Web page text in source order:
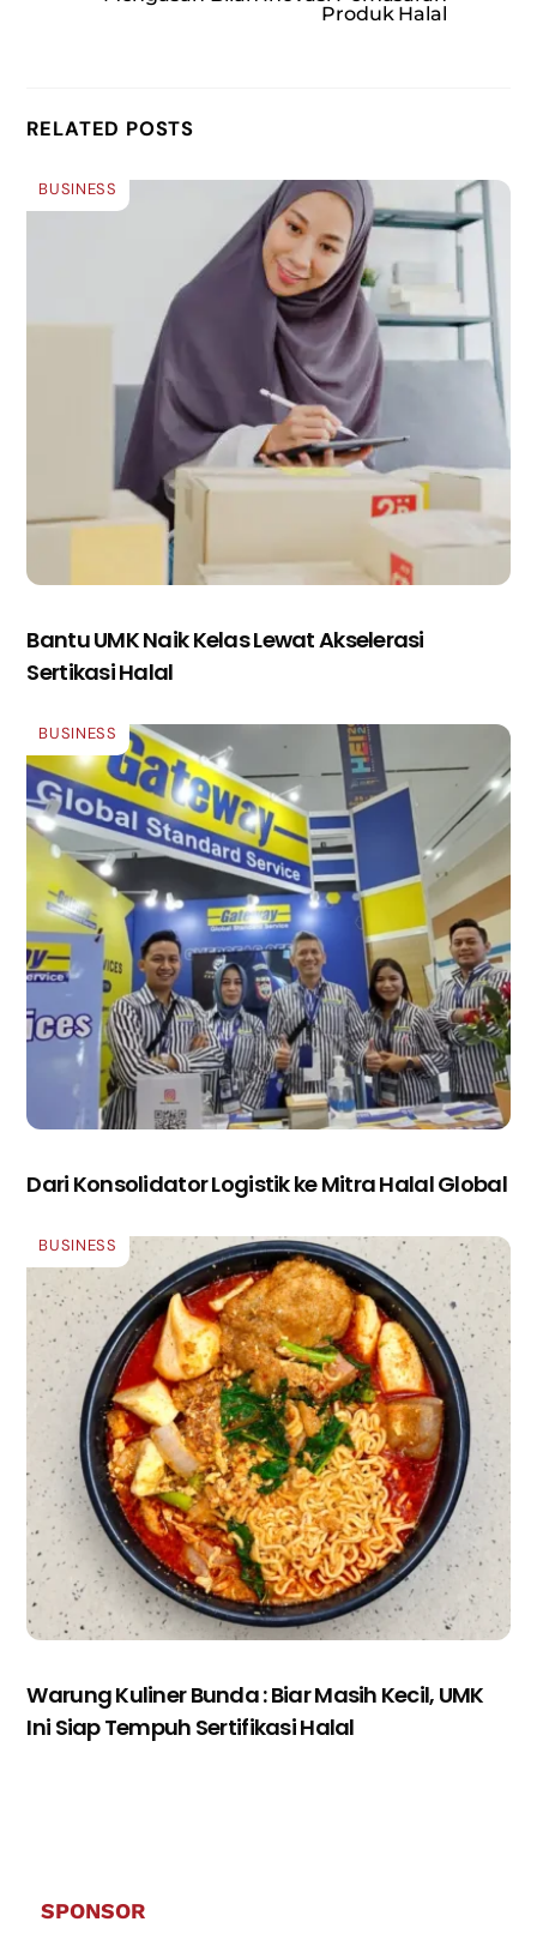
Produk Halal
RELATED POSTS
BUSINESS
Bantu UMK Naik Kelas Lewat Akselerasi
Sertikasi Halal
BUSINESS
Dari Konsolidator Logistik ke Mitra Halal Global
BUSINESS
Warung Kuliner Bunda : Biar Masih Kecil, UMK
Ini Siap Tempuh Sertifikasi Halal
SPONSOR